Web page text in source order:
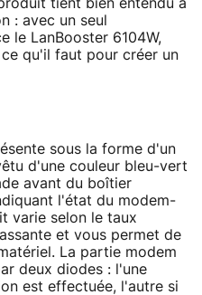
tient bien entendu à
: avec un seul
le LanBooster 6104W,
qu'il faut pour créer un
sous la forme d'un
d'une couleur bleu-vert
avant du boîtier
l'état du modem-
varie selon le taux
et vous permet de
La partie modem
deux diodes : l'une
est effectuée, l'autre si